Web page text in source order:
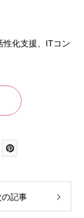
性化支援、ITコン
の記事